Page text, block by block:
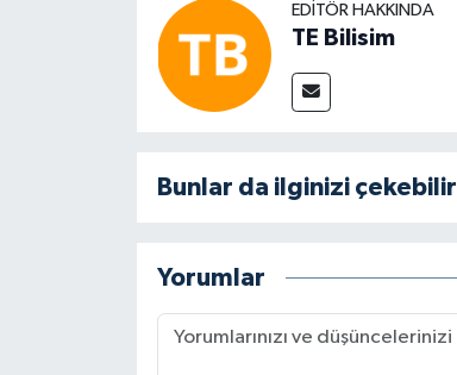
EDITÖR HAKKINDA
TE Bilisim
Bunlar da ilginizi çekebilir
Yorumlar